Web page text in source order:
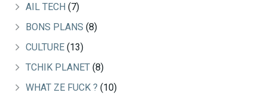
AIL TECH (7)
BONS PLANS (8)
CULTURE (13)
TCHIK PLANET (8)
WHAT ZE FUCK ? (10)